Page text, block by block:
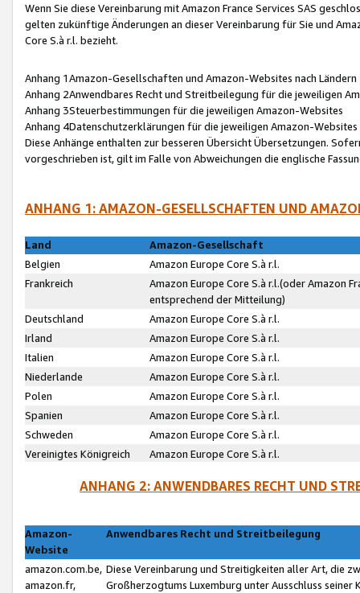
Wenn Sie diese Vereinbarung mit Amazon France Services SAS
gelten zukünftige Änderungen an dieser Vereinbarung für Sie und
Core S.à r.l. bezieht.
Anhang 1Amazon-Gesellschaften und Amazon-Websites nach Ländern
Anhang 2Anwendbares Recht und Streitbeilegung für die jeweiligen
Anhang 3Steuerbestimmungen für die jeweiligen Amazon-Websites
Anhang 4Datenschutzerklärungen für die jeweiligen Amazon-Websites
Diese Anhänge enthalten zur besseren Übersicht Übersetzungen.
vorgeschrieben ist, gilt im Falle von Abweichungen die englische
ANHANG 1: AMAZON-GESELLSCHAFTEN UND
Land
Amazon-Gesellschaft
Belgien
Amazon Europe Core S.à r.l.
Frankreich
Amazon Europe Core S.à r.l.(oder Amazon
entsprechend der Mitteilung)
Deutschland
Amazon Europe Core S.à r.l.
Irland
Amazon Europe Core S.à r.l.
Italien
Amazon Europe Core S.à r.l.
Niederlande
Amazon Europe Core S.à r.l.
Polen
Amazon Europe Core S.à r.l.
Spanien
Amazon Europe Core S.à r.l.
Schweden
Amazon Europe Core S.à r.l.
Vereinigtes Königreich
Amazon Europe Core S.à r.l.
ANHANG 2: ANWENDBARES RECHT UND
Amazon-
Website
Anwendbares Recht und Streitbeilegung
amazon.com.be,
amazon.fr,
Diese Vereinbarung und Streitigkeiten aller Art, die
Großherzogtums Luxemburg unter Ausschluss